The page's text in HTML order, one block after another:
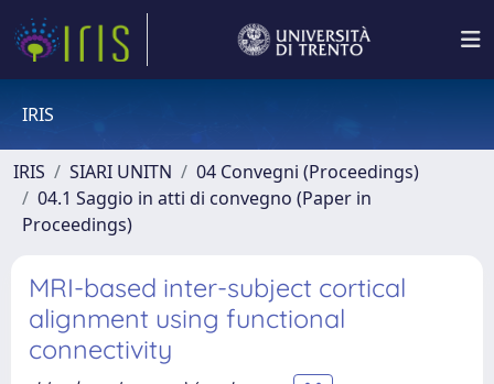
IRIS
IRIS SIARI UNITN
04 Convegni (Proceedings)
04.1 Saggio in atti di convegno (Paper in
Proceedings)
MRI-based inter-subject cortical
alignment using functional
connectivity